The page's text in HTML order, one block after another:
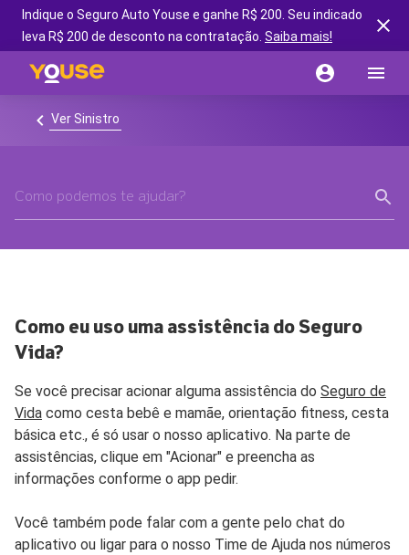
Indique o Seguro Auto Youse e ganhe R$ 200. Seu indicado
leva R$ 200 de desconto na contratação. Saiba mais!
Ver Sinistro
Como eu uso uma assistência do Seguro
Vida?
Se você precisar acionar alguma assistência do Seguro de
Vida como cesta bebê e mamãe, orientação fitness, cesta
básica etc., é só usar o nosso aplicativo. Na parte de
assistências, clique em "Acionar" e preencha as
informações conforme o app pedir.
Você também pode falar com a gente pelo chat do
aplicativo ou ligar para o nosso Time de Ajuda nos números